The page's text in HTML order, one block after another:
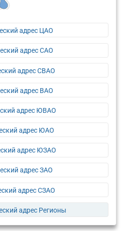
адрес ЦАО
адрес САО
адрес СВАО
адрес ВАО
адрес ЮВАО
адрес ЮАО
адрес ЮЗАО
адрес ЗАО
адрес СЗАО
адрес Регионы